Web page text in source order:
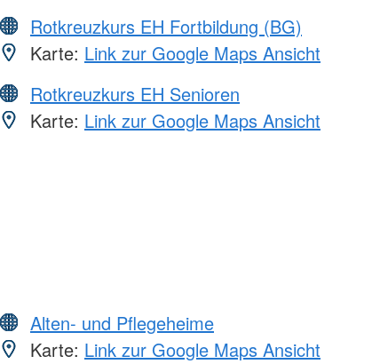
Rotkreuzkurs EH Fortbildung (BG)
Karte: Link zur Google Maps Ansicht
Rotkreuzkurs EH Senioren
Karte: Link zur Google Maps Ansicht
Alten- und Pflegeheime
Karte: Link zur Google Maps Ansicht